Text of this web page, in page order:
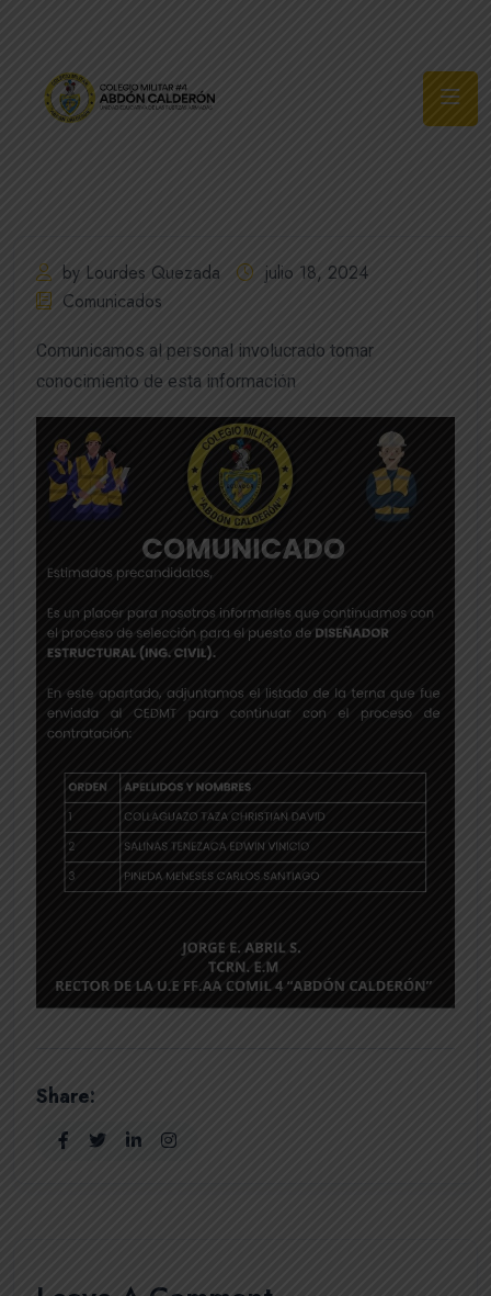
by Lourdes Quezada
julio 18, 2024
Comunicados
Comunicamos al personal involucrado tomar
conocimiento de esta información
Share: